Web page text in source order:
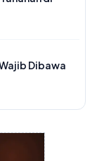
Dibawa